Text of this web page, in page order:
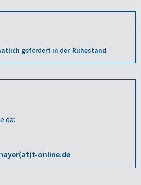
gefördert in den Ruhestand
da:
online.de